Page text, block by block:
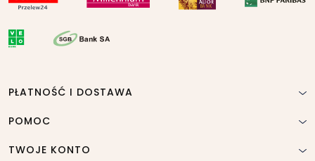
PŁATNOŚĆ I DOSTAWA
POMOC
TWOJE KONTO